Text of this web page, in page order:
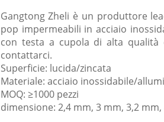
Gangtong Zheli è un produttore
pop impermeabili in acciaio
con testa a cupola di alta qualità
contattarci.
Superficie: lucida/zincata
Materiale: acciaio inossidabile/
MOQ: ≥1000 pezzi
dimensione: 2,4 mm, 3 mm, 3,2